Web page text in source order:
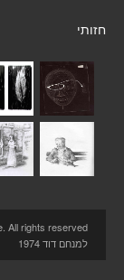
חזותי
למנחם דוד 1974